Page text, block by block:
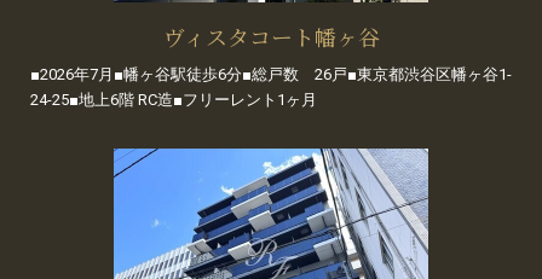
ヴィスタコート幡ヶ谷
■2026年7月■幡ヶ谷駅徒歩6分■総戸数 26戸■東京都渋谷区幡ヶ谷1-
24-25■地上6階 RC造■フリーレント1ヶ月